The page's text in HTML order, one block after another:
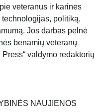
veteranus ir karines
politiką,
Jos darbas pelnė
benamių veteranų
valdymo redaktorių
NAUJIENOS